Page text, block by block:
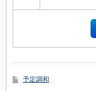
予定調和